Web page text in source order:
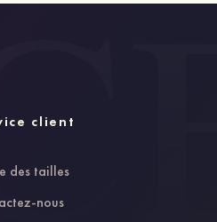
client
des tailles
nous